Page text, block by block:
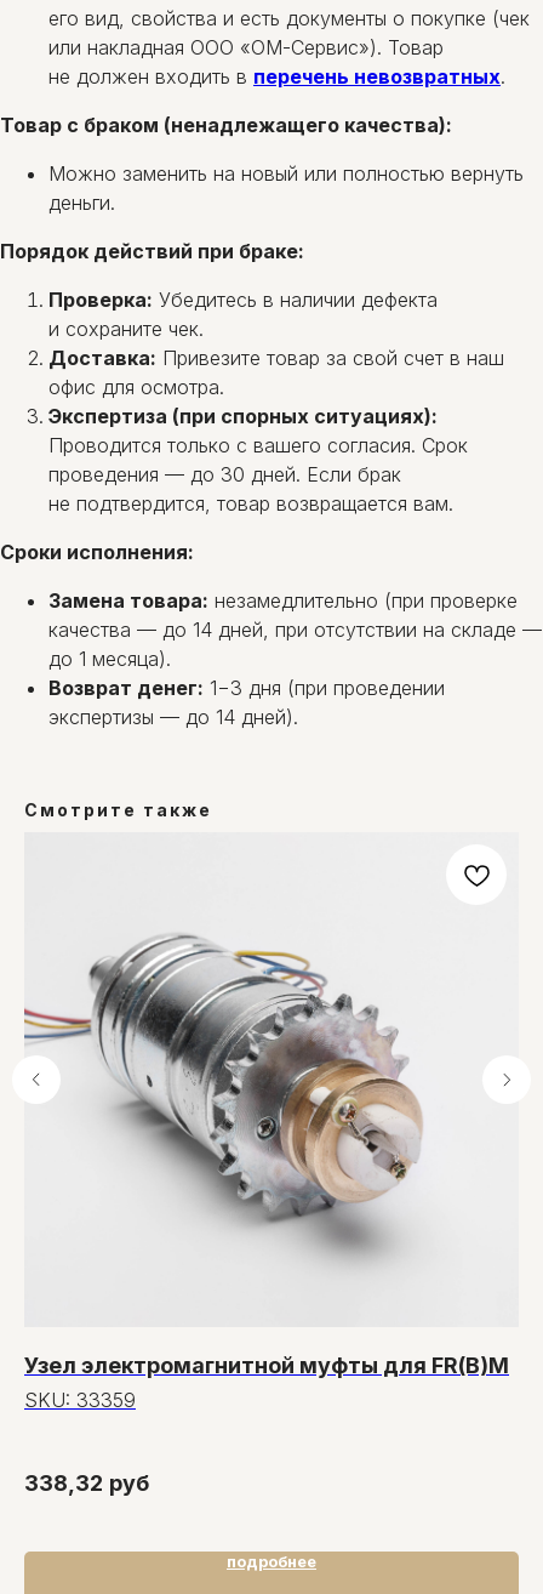
его вид, свойства и есть документы о покупке (чек
или накладная ООО «ОМ-Сервис»). Товар
не должен входить в перечень невозвратных.
Товар с браком (ненадлежащего качества):
Можно заменить на новый или полностью вернуть
деньги.
Порядок действий при браке:
Проверка: Убедитесь в наличии дефекта
и сохраните чек.
Доставка: Привезите товар за свой счет в наш
офис для осмотра.
Экспертиза (при спорных ситуациях):
Проводится только с вашего согласия. Срок
проведения — до 30 дней. Если брак
не подтвердится, товар возвращается вам.
Сроки исполнения:
Замена товара: незамедлительно (при проверке
качества — до 14 дней, при отсутствии на складе —
до 1 месяца).
Возврат денег: 1−3 дня (при проведении
экспертизы — до 14 дней).
Смотрите также
Узел электромагнитной муфты для FR(B)M
SKU: 33359
338,32 руб
подробнее